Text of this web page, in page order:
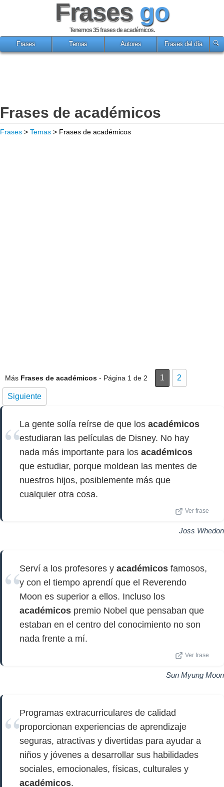
Frases go
Tenemos 35frases de académicos.
Frases
Temas Autores Frases del día
Frases de académicos
Frases > Temas > Frases de académicos
Más Frases de académicos - Página 1 de 2 1 2
Siguiente
La gente solía reírse de que los académicos
estudiaran las películas de Disney. No hay
nada más importante para los académicos
que estudiar, porque moldean las mentes de
nuestros hijos, posiblemente más que
cualquier otra cosa.
Ver frase
Joss Whedon
Serví a los profesores y académicos famosos,
y con el tiempo aprendí que el Reverendo
Moon es superior a ellos. Incluso los
académicos premio Nobel que pensaban que
estaban en el centro del conocimiento no son
nada frente a mí.
Ver frase
Sun Myung Moon
Programas extracurriculares de calidad
proporcionan experiencias de aprendizaje
seguras, atractivas y divertidas para ayudar a
niños y jóvenes a desarrollar sus habilidades
sociales, emocionales, físicas, culturales y
académicos.